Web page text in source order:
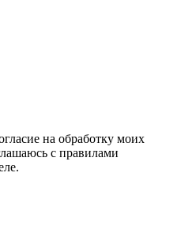
на обработку моих
с правилами